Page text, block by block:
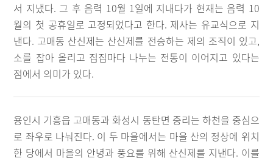
서 지냈다. 그 후 음력 10월 1일에 지내다가 현재는 음력 10
월의 첫 공휴일로 고정되었다고 한다. 제사는 유교식으로 지
낸다. 고매동 산신제는 산신제를 전승하는 제의 조직이 있고,
소를 잡아 올리고 집집마다 나누는 전통이 이어지고 있다는
점에서 의미가 있다.
용인시 기흥읍 고매동과 화성시 동탄면 중리는 하천을 중심으
로 좌우로 나눠진다. 이 두 마을에서는 마을 산의 정상에 위치
한 당에서 마을의 안녕과 풍요를 위해 산신제를 지낸다. 이를